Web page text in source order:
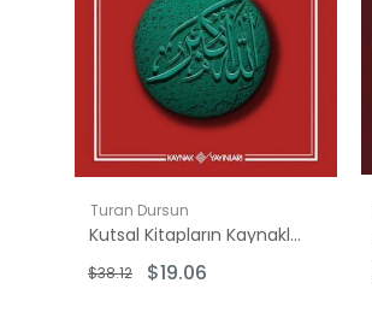
Turan Dursun
Kutsal Kitapların Kaynakları 1-2-3
$19.06
$38.12